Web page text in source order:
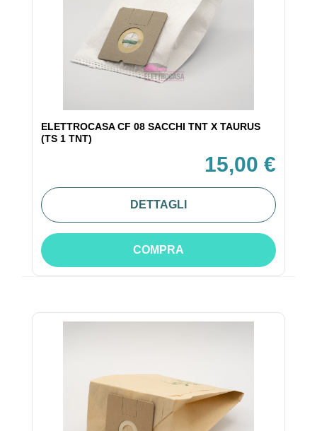
ELETTROCASA CF 08 SACCHI TNT X TAURUS
(TS 1 TNT)
15,00 €
DETTAGLI
COMPRA